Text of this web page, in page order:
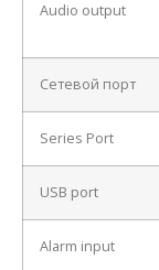
Audio output
Сетевой порт
Series Port
USB port
Alarm input